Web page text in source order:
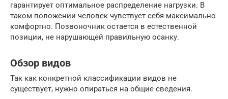
гарантирует оптимальное распределение нагрузки. В
таком положении человек чувствует себя максимально
комфортно. Позвоночник остается в естественной
позиции, не нарушающей правильную осанку.
Обзор видов
Так как конкретной классификации видов не
существует, нужно опираться на общие сведения.